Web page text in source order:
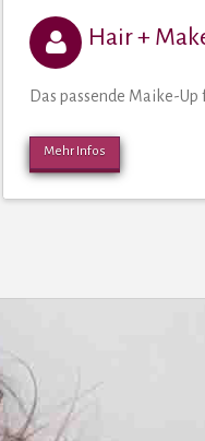
Hair +
Das passende Maike-Up
Mehr Infos